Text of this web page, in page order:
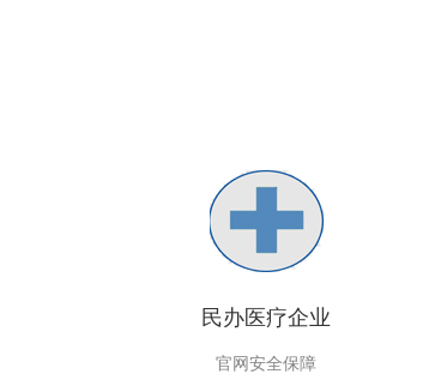
民办医疗企业
官网安全保障